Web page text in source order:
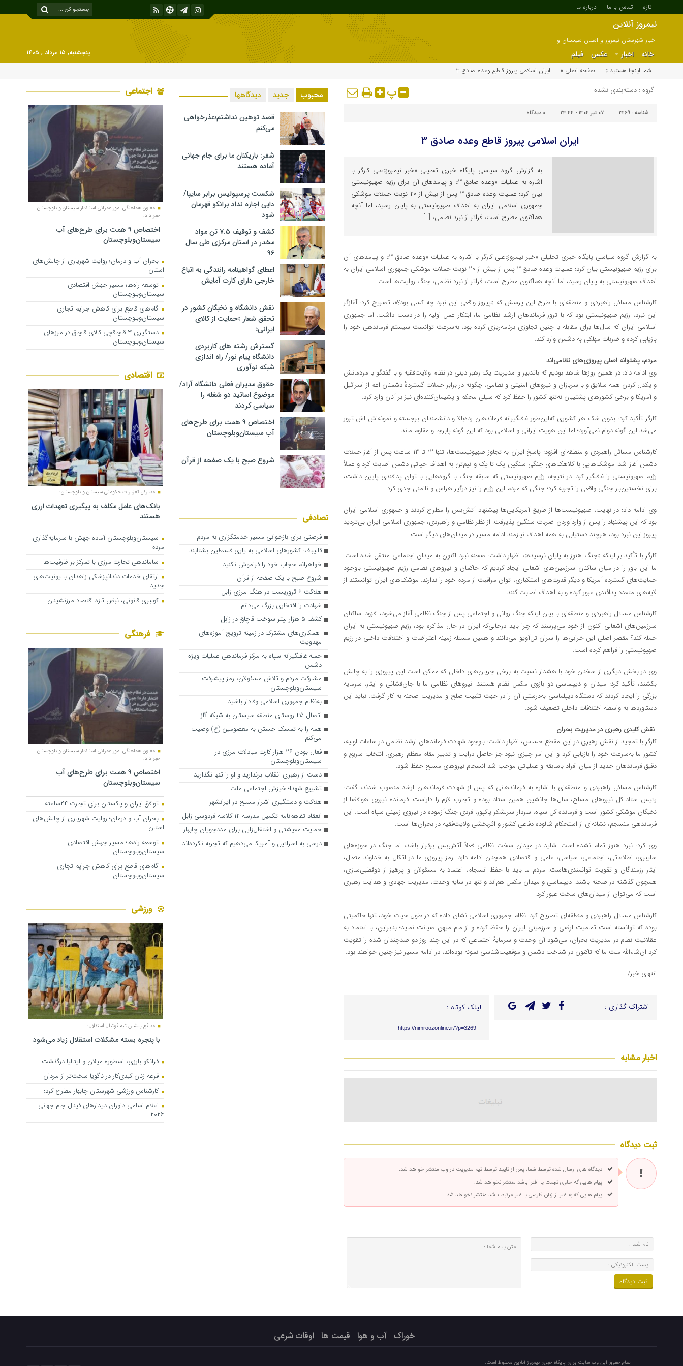
تازه تماس با ما درباره ما
نیمروز آنلاین
اخبار شهرستان نیمروز و استان سیستان و
بلوچستان
خانه اخبار عکس فیلم
پنجشنبه, ۱۵ مرداد , ۱۴۰۵
شما اینجا هستید »
صفحه اصلی » ایران اسلامی پیروز قاطع وعده صادق ۳
گروه : دسته‌بندی نشده پ
شناسه : 3269 ۰۷ تیر ۱۴۰۴ - ۲۳:۴۴ ۰ دیدگاه
ایران اسلامی پیروز قاطع وعده صادق ۳
به گزارش گروه سیاسی پایگاه خبری تحلیلی «خبر نیمروز»علی کارگر با
اشاره به عملیات «وعده صادق ۳» و پیامدهای آن برای رژیم صهیونیستی
بیان کرد: عملیات وعده صادق ۳ پس از بیش از ۲۰ نوبت حملات موشکی
جمهوری اسلامی ایران به اهداف صهیونیستی به پایان رسید، اما آنچه
هم‌اکنون مطرح است، فراتر از نبرد نظامی، […]
به گزارش گروه سیاسی پایگاه خبری تحلیلی «خبر نیمروز»علی کارگر با اشاره به عملیات «وعده صادق ۳» و پیامدهای آن
برای رژیم صهیونیستی بیان کرد: عملیات وعده صادق ۳ پس از بیش از ۲۰ نوبت حملات موشکی جمهوری اسلامی ایران به
اهداف صهیونیستی به پایان رسید، اما آنچه هم‌اکنون مطرح است، فراتر از نبرد نظامی، جنگ روایت‌ها است.
کارشناس مسائل راهبردی و منطقه‌ای با طرح این پرسش که «پیروز واقعی این نبرد چه کسی بود؟»، تصریح کرد: آغازگر
این نبرد، رژیم صهیونیستی بود که با ترور فرماندهان ارشد نظامی ما، ابتکار عمل اولیه را در دست داشت. اما جمهوری
اسلامی ایران که سال‌ها برای مقابله با چنین تجاوزی برنامه‌ریزی کرده بود، به‌سرعت توانست سیستم فرماندهی خود را
بازیابی کرده و ضربات مهلکی به دشمن وارد کند.
مردم، پشتوانه اصلی پیروزی‌های نظامی‌اند
وی ادامه داد: در همین روزها شاهد بودیم که باتدبیر و مدیریت یک رهبر دینی در نظام ولایت‌فقیه و با گفتگو با مردمانش
و یکدل کردن همه سلایق و با سربازان و نیروهای امنیتی و نظامی، چگونه در برابر حملات گستردهٔ دشمنان اعم از اسرائیل
و آمریکا و برخی کشورهای پشتیبان نه‌تنها کشور را حفظ کرد که سیلی محکم و پشیمان‌کننده‌ای نیز بر آنان وارد کرد.
کارگر تأکید کرد: بدون شک هر کشوری که‌این‌طور غافلگیرانه فرماندهان رده‌بالا و دانشمندان برجسته و نمونه‌اش اش ترور
می‌شد این گونه دوام نمی‌آورد؛ اما این هویت ایرانی و اسلامی بود که این گونه پابرجا و مقاوم ماند.
کارشناس مسائل راهبردی و منطقه‌ای افزود: پاسخ ایران به تجاوز صهیونیست‌ها، تنها ۱۲ تا ۱۳ ساعت پس از آغاز حملات
دشمن آغاز شد. موشک‌هایی با کلاهک‌های جنگی سنگین یک تا یک و نیم‌تن به اهداف حیاتی دشمن اصابت کرد و عملاً
رژیم صهیونیستی را غافلگیر کرد. در نتیجه، رژیم صهیونیستی که سابقه جنگ با گروه‌هایی با توان پدافندی پایین داشت،
برای نخستین‌بار جنگی واقعی را تجربه کرد؛ جنگی که مردم این رژیم را نیز درگیر هراس و ناامنی جدی کرد.
وی ادامه داد: در نهایت، صهیونیست‌ها از طریق آمریکایی‌ها پیشنهاد آتش‌بس را مطرح کردند و جمهوری اسلامی ایران
بود که این پیشنهاد را پس از واردآوردن ضربات سنگین پذیرفت. از نظر نظامی و راهبردی، جمهوری اسلامی ایران بی‌تردید
پیروز این نبرد بود، هرچند دستیابی به همه اهداف نیازمند ادامه مسیر در میدان‌های دیگر است.
کارگر با تأکید بر اینکه «جنگ هنوز به پایان نرسیده»، اظهار داشت: صحنه نبرد اکنون به میدان اجتماعی منتقل شده است.
ما این باور را در میان ساکنان سرزمین‌های اشغالی ایجاد کردیم که حاکمان و نیروهای نظامی رژیم صهیونیستی باوجود
حمایت‌های گسترده آمریکا و دیگر قدرت‌های استکباری، توان مراقبت از مردم خود را ندارند. موشک‌های ایران توانستند از
لایه‌های متعدد پدافندی عبور کرده و به اهداف اصابت کنند.
کارشناس مسائل راهبردی و منطقه‌ای با بیان اینکه جنگ روانی و اجتماعی پس از جنگ نظامی آغاز می‌شود، افزود: ساکنان
سرزمین‌های اشغالی اکنون از خود می‌پرسند که چرا باید درحالی‌که ایران در حال مذاکره بود، رژیم صهیونیستی به ایران
حمله کند؟ مقصر اصلی این خرابی‌ها را سران تل‌آویو می‌دانند و همین مسئله زمینه اعتراضات و اختلافات داخلی در رژیم
صهیونیستی را فراهم کرده است.
وی در بخش دیگری از سخنان خود با هشدار نسبت به برخی جریان‌های داخلی که ممکن است این پیروزی را به چالش
بکشند، تأکید کرد: میدان و دیپلماسی دو بازوی مکمل نظام هستند. نیروهای نظامی ما با جان‌فشانی و ایثار، سرمایه
بزرگی را ایجاد کردند که دستگاه دیپلماسی به‌درستی آن را در جهت تثبیت صلح و مدیریت صحنه به کار گرفت. نباید این
دستاوردها به واسطه اختلافات داخلی تضعیف شود.
نقش کلیدی رهبری در مدیریت بحران
کارگر با تمجید از نقش رهبری در این مقطع حساس، اظهار داشت: باوجود شهادت فرماندهان ارشد نظامی در ساعات اولیه،
کشور ما به‌سرعت خود را بازیابی کرد و این امر چیزی نبود جز حاصل درایت و تدبیر مقام معظم رهبری. انتخاب سریع و
دقیق فرماندهان جدید از میان افراد باسابقه و عملیاتی موجب شد انسجام نیروهای مسلح حفظ شود.
کارشناس مسائل راهبردی و منطقه‌ای با اشاره به فرماندهانی که پس از شهادت فرماندهان ارشد منصوب شدند، گفت:
رئیس ستاد کل نیروهای مسلح، سال‌ها جانشین همین ستاد بوده و تجارب لازم را داراست. فرمانده نیروی هوافضا از
نخبگان موشکی کشور است و فرمانده کل سپاه، سردار سرلشکر پاکپور، فردی جنگ‌آزموده در نیروی زمینی سپاه است. این
فرماندهی منسجم، نشانه‌ای از استحکام شالوده دفاعی کشور و اثربخشی ولایت‌فقیه در بحران‌ها است.
وی کرد: نبرد هنوز تمام نشده است. شاید در میدان سخت نظامی فعلاً آتش‌بس برقرار باشد، اما جنگ در حوزه‌های
سایبری، اطلاعاتی، اجتماعی، سیاسی، علمی و اقتصادی همچنان ادامه دارد. رمز پیروزی ما در اتکال به خداوند متعال،
ایثار رزمندگان و تقویت توانمندی‌هاست. مردم ما باید با حفظ انسجام، اعتماد به مسئولان و پرهیز از دوقطبی‌سازی،
همچون گذشته در صحنه باشند. دیپلماسی و میدان مکمل هم‌اند و تنها در سایه وحدت، مدیریت جهادی و هدایت رهبری
است که می‌توان از میدان‌های سخت عبور کرد.
کارشناس مسائل راهبردی و منطقه‌ای تصریح کرد: نظام جمهوری اسلامی نشان داده که در طول حیات خود، تنها حاکمیتی
بوده که توانسته است تمامیت ارضی و سرزمینی ایران را حفظ کرده و از مام میهن صیانت نماید؛ بنابراین، با اعتماد به
عقلانیت نظام در مدیریت بحران، می‌شود آن وحدت و سرمایهٔ اجتماعی که در این چند روز دو صدچندان شده را تقویت
کرد ان‌شاءالله ملت ما که تاکنون در شناخت دشمن و موقعیت‌شناسی نمونه بوده‌اند، در ادامه مسیر نیز چنین خواهند بود.
انتهای خبر/
اشتراک گذاری : لینک کوتاه :
https://nimroozonline.ir/?p=3269
اخبار مشابه
ثبت دیدگاه
دیدگاه های ارسال شده توسط شما، پس از تایید توسط تیم مدیریت در وب منتشر خواهد شد.
پیام هایی که حاوی تهمت یا افترا باشد منتشر نخواهد شد.
پیام هایی که به غیر از زبان فارسی یا غیر مرتبط باشد منتشر نخواهد شد.
محبوب جدید دیدگاهها
قصد توهین نداشتم؛عذرخواهی
می‌کنم
شفر: بازیکنان ما برای جام جهانی
آماده هستند
شکست پرسپولیس برابر سایپا/
دایی اجازه نداد برانکو قهرمان
شود
کشف و توقیف ۷.۵ تن مواد
مخدر در استان مرکزی طی سال
۹۶
اعطای گواهینامه رانندگی به اتباع
خارجی دارای کارت آمایش
نقش دانشگاه و نخبگان کشور در
تحقق شعار «حمایت از کالای
ایرانی»
گسترش رشته های کاربردی
دانشگاه پیام نور/ راه اندازی
شبکه نوآوری
حقوق مدیران فعلی دانشگاه آزاد/
موضوع اساتید دو شغله را
سیاسی کردند
اختصاص ۹ همت برای طرح‌های
آب سیستان‌وبلوچستان
شروع صبح با یک صفحه از قرآن
تصادفی
فرصتی برای بازخوانی مسیر خدمتگزاری به مردم
قالیباف: کشورهای اسلامی به یاری فلسطین بشتابند
خواهرانم حجاب خود را فراموش نکنید
شروع صبح با یک صفحه از قرآن
هلاکت ۶ تروریست در هنگ مرزی زابل
شهادت را افتخاری بزرگ می‌دانم
کشف ۵ هزار لیتر سوخت قاچاق در زابل
همکاری‌های مشترک در زمینه ترویج آموزه‌های
مهدویت
حمله غافلگیرانه سپاه به مرکز فرماندهی عملیات ویژه
دشمن
مشارکت مردم و تلاش مسئولان، رمز پیشرفت
سیستان‌وبلوچستان
به‌نظام جمهوری اسلامی وفادار باشید
اتصال ۴۵ روستای منطقه سیستان به شبکه گاز
همه را به تمسک جستن به معصومین (ع) وصیت
می‌کنم
فعال بودن ۲۶ هزار کارت مبادلات مرزی در
سیستان‌وبلوچستان
دست از رهبری انقلاب برندارید و او را تنها نگذارید
تشییع شهدا؛ خیزش اجتماعی ملت
هلاکت و دستگیری اشرار مسلح در ایرانشهر
انعقاد تفاهم‌نامه تکمیل مدرسه ۱۲ کلاسه فردوسی زابل
حمایت معیشتی و اشتغال‌زایی برای مددجویان چابهار
درسی به اسرائیل و آمریکا می‌دهیم که تجربه نکرده‌اند
اجتماعی
معاون هماهنگی امور عمرانی استاندار سیستان و بلوچستان
خبر داد:
اختصاص ۹ همت برای طرح‌های آب
سیستان‌وبلوچستان
بحران آب و درمان؛ روایت شهریاری از چالش‌های
استان
توسعه راه‌ها؛ مسیر جهش اقتصادی
سیستان‌وبلوچستان
گام‌های قاطع برای کاهش جرایم تجاری
سیستان‌وبلوچستان
دستگیری ۳ قاچاقچی کالای قاچاق در مرزهای
سیستان‌وبلوچستان
اقتصادی
مدیرکل تعزیرات حکومتی سیستان و بلوچستان:
بانک‌های عامل مکلف به پیگیری تعهدات ارزی
هستند
سیستان‌وبلوچستان آماده جهش با سرمایه‌گذاری
مردم
ساماندهی تجارت مرزی با تمرکز بر ظرفیت‌ها
ارتقای خدمات دندانپزشکی زاهدان با یونیت‌های
جدید
کولبری قانونی، نبض تازه اقتصاد مرزنشینان
فرهنگی
معاون هماهنگی امور عمرانی استاندار سیستان و بلوچستان
خبر داد:
اختصاص ۹ همت برای طرح‌های آب
سیستان‌وبلوچستان
توافق ایران و پاکستان برای تجارت ۲۴ساعته
بحران آب و درمان؛ روایت شهریاری از چالش‌های
استان
توسعه راه‌ها؛ مسیر جهش اقتصادی
سیستان‌وبلوچستان
گام‌های قاطع برای کاهش جرایم تجاری
سیستان‌وبلوچستان
ورزشی
مدافع پیشین تیم فوتبال استقلال:
با پنجره بسته مشکلات استقلال زیاد می‌شود
فرانکو بارزی، اسطوره میلان و ایتالیا درگذشت
قرعه زنان کبدی‌کار در ناگویا سخت‌تر از مردان
کارشناس ورزشی شهرستان چابهار مطرح کرد:
اعلام اسامی داوران دیدارهای فینال جام جهانی
۲۰۲۶
خوراک آب و هوا قیمت ها اوقات شرعی
تمام حقوق این وب سایت برای پایگاه خبری نیمروز آنلاین محفوظ است.